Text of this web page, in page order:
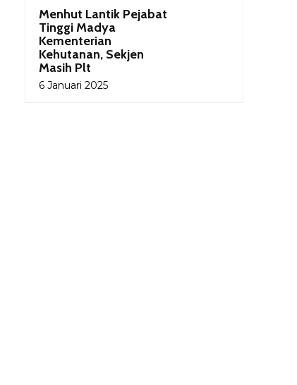
Menhut Lantik Pejabat
Tinggi Madya
Kementerian
Kehutanan, Sekjen
Masih Plt
6 Januari 2025